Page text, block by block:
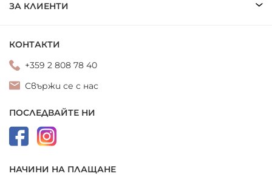
ЗА КЛИЕНТИ
КОНТАКТИ
+359 2 808 78 40
Свържи се с нас
ПОСЛЕДВАЙТЕ НИ
НАЧИНИ НА ПЛАЩАНЕ